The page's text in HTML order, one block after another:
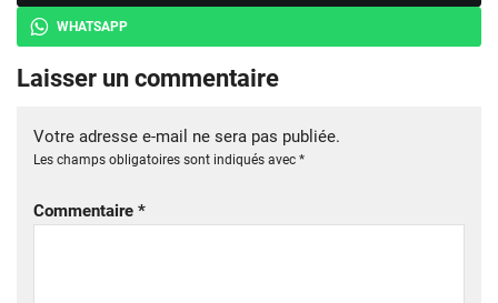
WHATSAPP
Laisser un commentaire
Votre adresse e-mail ne sera pas publiée.
Les champs obligatoires sont indiqués avec *
Commentaire *